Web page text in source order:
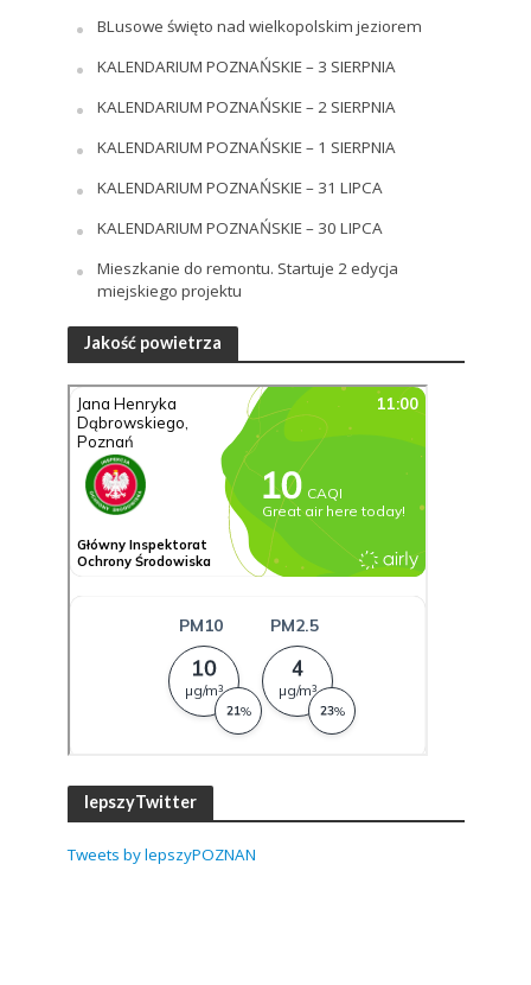
BLusowe święto nad wielkopolskim jeziorem
KALENDARIUM POZNAŃSKIE – 3 SIERPNIA
KALENDARIUM POZNAŃSKIE – 2 SIERPNIA
KALENDARIUM POZNAŃSKIE – 1 SIERPNIA
KALENDARIUM POZNAŃSKIE – 31 LIPCA
KALENDARIUM POZNAŃSKIE – 30 LIPCA
Mieszkanie do remontu. Startuje 2 edycja
miejskiego projektu
Jakość powietrza
lepszyTwitter
Tweets by lepszyPOZNAN